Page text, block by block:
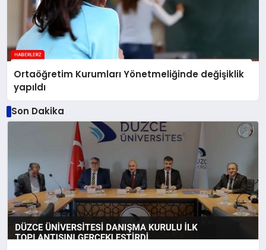
Ortaöğretim Kurumları Yönetmeliğinde değişiklik
yapıldı
Son Dakika